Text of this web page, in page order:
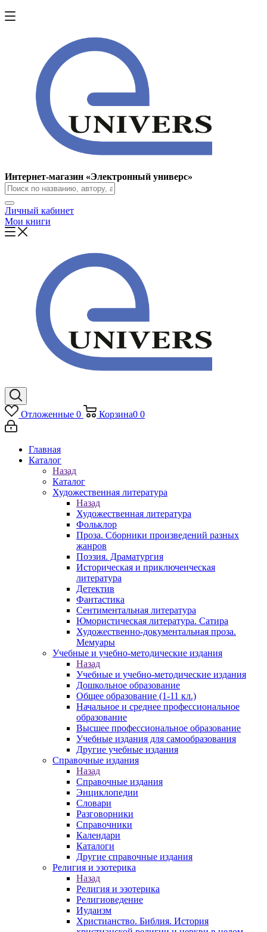
Интернет-магазин «Электронный универс»
Личный кабинет
Мои книги
Отложенные 0 Корзина0 0
Главная
Каталог
Назад
Каталог
Художественная литература
Назад
Художественная литература
Фольклор
Проза. Сборники произведений разных
жанров
Поэзия. Драматургия
Историческая и приключенческая
литература
Детектив
Фантастика
Сентиментальная литература
Юмористическая литература. Сатира
Художественно-документальная проза.
Мемуары
Учебные и учебно-методические издания
Назад
Учебные и учебно-методические издания
Дошкольное образование
Общее образование (1-11 кл.)
Начальное и среднее профессиональное
образование
Высшее профессиональное образование
Учебные издания для самообразования
Другие учебные издания
Справочные издания
Назад
Справочные издания
Энциклопедии
Словари
Разговорники
Справочники
Календари
Каталоги
Другие справочные издания
Религия и эзотерика
Назад
Религия и эзотерика
Религиоведение
Иудаизм
Христианство. Библия. История